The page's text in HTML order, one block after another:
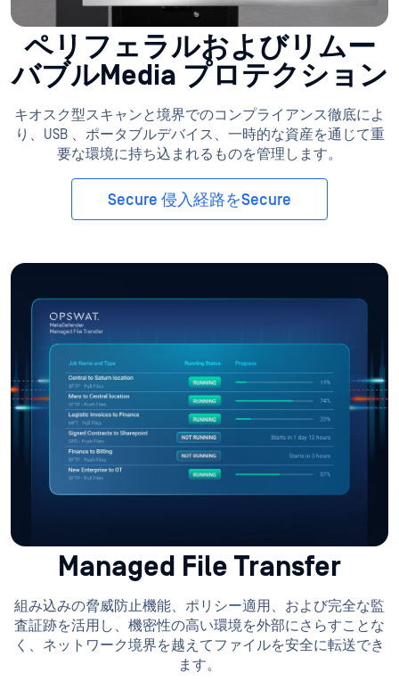
ペリフェラルおよびリムー
バブルMedia プロテクション
キオスク型スキャンと境界でのコンプライアンス徹底によ
り、USB 、ポータブルデバイス、一時的な資産を通じて重
要な環境に持ち込まれるものを管理します。
Secure 侵入経路をSecure
Managed File Transfer
組み込みの脅威防止機能、ポリシー適用、および完全な監
査証跡を活用し、機密性の高い環境を外部にさらすことな
く、ネットワーク境界を越えてファイルを安全に転送でき
ます。